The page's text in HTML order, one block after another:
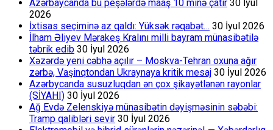
Azərbaycanda bu peşələrdə maaş 10 minə çatır 30 İyul
2026
İxtisas seçiminə az qaldı: Yüksək rəqabət… 30 İyul 2026
İlham Əliyev Mərakeş Kralını milli bayram münasibətilə
təbrik edib 30 İyul 2026
Xəzərdə yeni cəbhə açılır – Moskva-Tehran oxuna ağır
zərbə, Vaşinqtondan Ukraynaya kritik mesaj 30 İyul 2026
Azərbycanda susuzluqdan ən çox şikayətlənən rayonlar
(SİYAHI) 30 İyul 2026
Ağ Evdə Zelenskiyə münasibətin dəyişməsinin səbəbi:
Tramp qalibləri sevir 30 İyul 2026